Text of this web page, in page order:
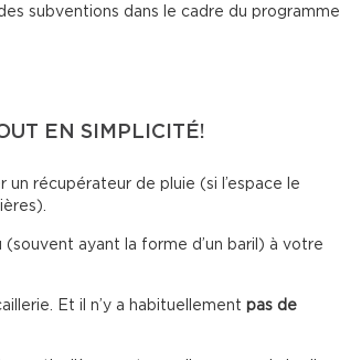
subventions dans le cadre du programme
EN SIMPLICITÉ!
un récupérateur de pluie (si l’espace le
ayant la forme d’un baril) à votre
Et il n’y a habituellement pas de